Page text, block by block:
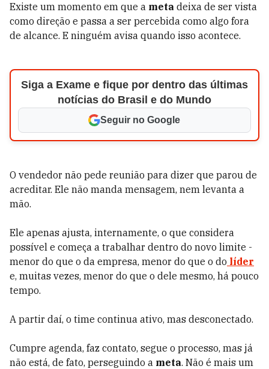
Existe um momento em que a meta deixa de ser vista
como direção e passa a ser percebida como algo fora
de alcance. E ninguém avisa quando isso acontece.
Siga a Exame e fique por dentro das últimas
notícias do Brasil e do Mundo
Seguir no Google
O vendedor não pede reunião para dizer que parou de
acreditar. Ele não manda mensagem, nem levanta a
mão.
Ele apenas ajusta, internamente, o que considera
possível e começa a trabalhar dentro do novo limite -
menor do que o da empresa, menor do que o do líder
e, muitas vezes, menor do que o dele mesmo, há pouco
tempo.
A partir daí, o time continua ativo, mas desconectado.
Cumpre agenda, faz contato, segue o processo, mas já
não está, de fato, perseguindo a meta. Não é mais um